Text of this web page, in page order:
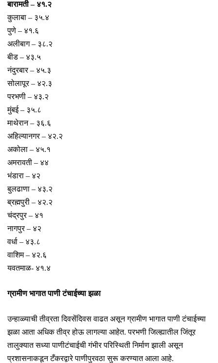
बारामती – ४१.२
कुलाबा – ३५.४
पुणे – ४१.६
अलीबाग – ३८.२
बीड – ४३.५
नंदुरबार – ४५.३
सोलापूर – ४२.३
परभणी – ४३.२
मुंबई – ३५.८
माथेरान – ३६.६
अहिल्यानगर – ४२.२
अकोला – ४५.१
अमरावती – ४४
भंडारा – ४२
बुलढाणा – ४३.२
ब्रह्मपुरी – ४२.२
चंद्रपुर – ४१
नागपुर – ४२
वर्धा – ४३.८
वाशिम – ४२.६
यवतमाळ- ४१.४
ग्रामीण भागात पाणी टंचाईच्या झळा
उन्हाळ्याची तीव्रता दिवसेंदिवस वाढत असून ग्रामीण भागात पाणी टंचाईच्या
झळा आता अधिक तीव्र होऊ लागल्या आहेत. परभणी जिल्ह्यातील जिंतूर
तालुक्यात सध्या पाणीटंचाईची गंभीर परिस्थिती निर्माण झाली असून
प्रशासनाकडून टँकरद्वारे पाणीपुरवठा सुरू करण्यात आला आहे.